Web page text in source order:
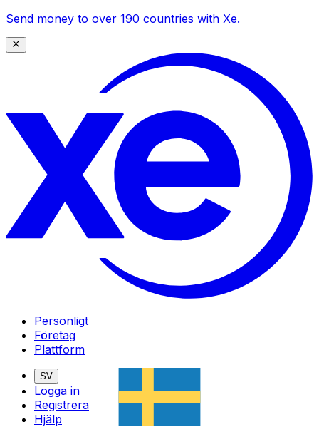
Send money to over 190 countries with Xe.
Personligt
Företag
Plattform
SV
Logga in
Registrera
Hjälp